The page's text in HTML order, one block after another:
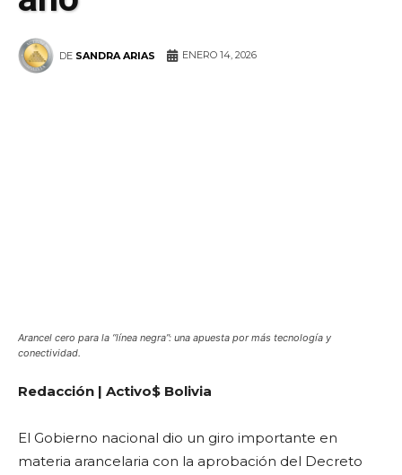
DE SANDRA ARIAS ENERO 14, 2026
Arancel cero para la “línea negra”: una apuesta por más tecnología y
conectividad.
Redacción | Activo$ Bolivia
El Gobierno nacional dio un giro importante en
materia arancelaria con la aprobación del Decreto